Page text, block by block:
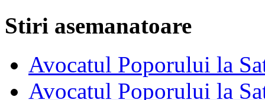
Stiri asemanatoare
Avocatul Poporului la
Avocatul Poporului la